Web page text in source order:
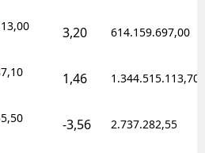
3,20 614.159.697,00
1,46 1.344.515.113,70
-3,56 2.737.282,55